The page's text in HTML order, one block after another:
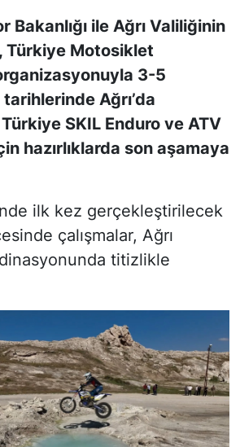
Bakanlığı ile Ağrı Valiliğinin
Türkiye Motosiklet
3-5
Ağrı’da
SKIL Enduro ve ATV
hazırlıklarda son aşamaya
ilk kez gerçekleştirilecek
çalışmalar, Ağrı
titizlikle